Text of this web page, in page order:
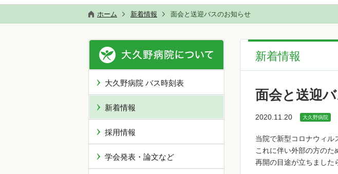
ホーム 新着情報 面会と送迎バスのお知らせ
新着情報
面会と送迎
2020.11.20 大久野病院
当院で新型コロナウィル
これに伴い外部の方のた
再開の目途が立ちました
大久野病院 バス時刻表
新着情報
採用情報
学会発表・論文など